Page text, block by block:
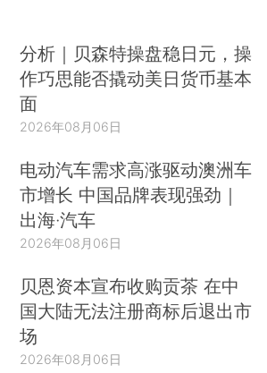
分析｜贝森特操盘稳日元，操
作巧思能否撬动美日货币基本
面
2026年08月06日
电动汽车需求高涨驱动澳洲车
市增长 中国品牌表现强劲｜
出海·汽车
2026年08月06日
贝恩资本宣布收购贡茶 在中
国大陆无法注册商标后退出市
场
2026年08月06日